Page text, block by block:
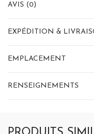
AVIS (0)
EXPÉDITION &
EMPLACEMENT
RENSEIGNEMENTS